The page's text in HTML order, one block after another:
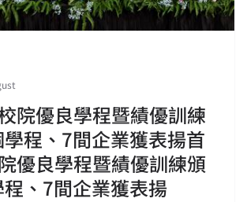
院優良學程暨績優訓練
程、7間企業獲表揚首
優良學程暨績優訓練頒
、7間企業獲表揚